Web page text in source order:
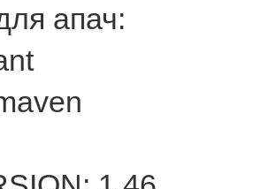
апач: